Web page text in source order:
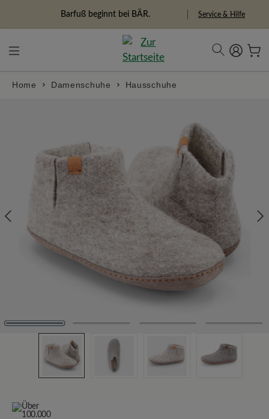
Barfuß beginnt bei BÄR. Service & Hilfe
Home Damenschuhe Hausschuhe